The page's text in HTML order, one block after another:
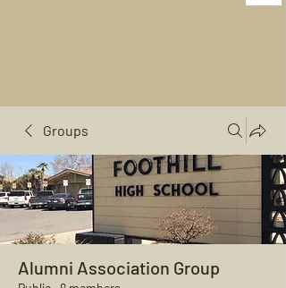
Groups
Alumni Association Group